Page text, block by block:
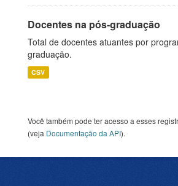
Docentes na pós-graduação
Total de docentes atuantes por
graduação.
CSV
Você também pode ter acesso a esses
(veja Documentação da API).